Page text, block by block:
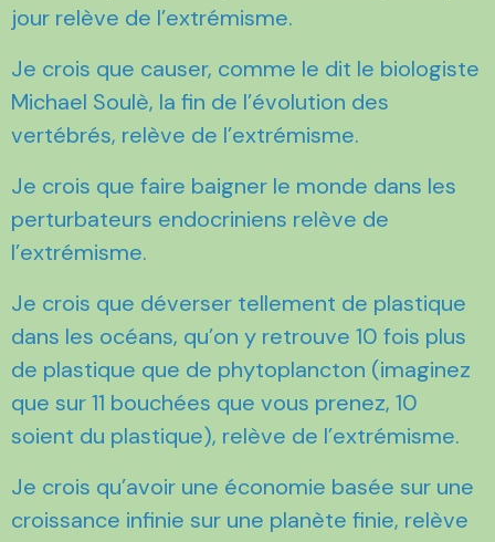
jour relève de l’extrémisme.
Je crois que causer, comme le dit le biologiste
Michael Soulè, la fin de l’évolution des
vertébrés, relève de l’extrémisme.
Je crois que faire baigner le monde dans les
perturbateurs endocriniens relève de
l’extrémisme.
Je crois que déverser tellement de plastique
dans les océans, qu’on y retrouve 10 fois plus
de plastique que de phytoplancton (imaginez
que sur 11 bouchées que vous prenez, 10
soient du plastique), relève de l’extrémisme.
Je crois qu’avoir une économie basée sur une
croissance infinie sur une planète finie, relève